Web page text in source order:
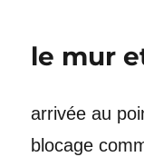
le mur
arrivée au
blocage